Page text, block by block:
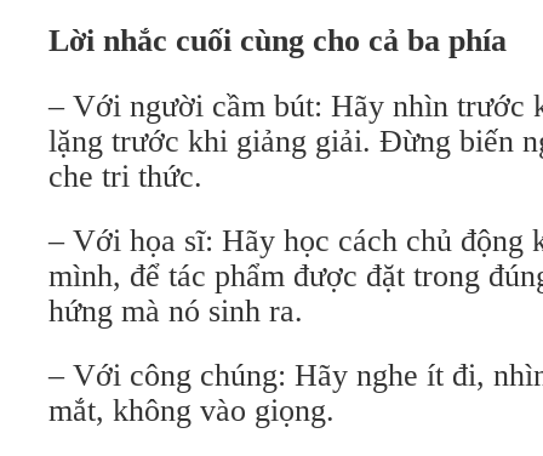
Lời nhắc cuối cùng cho cả ba phía
– Với người cầm bút: Hãy nhìn trước
lặng trước khi giảng giải. Đừng biến
che tri thức.
– Với họa sĩ: Hãy học cách chủ động
mình, để tác phẩm được đặt trong
hứng mà nó sinh ra.
– Với công chúng: Hãy nghe ít đi,
mắt, không vào giọng.